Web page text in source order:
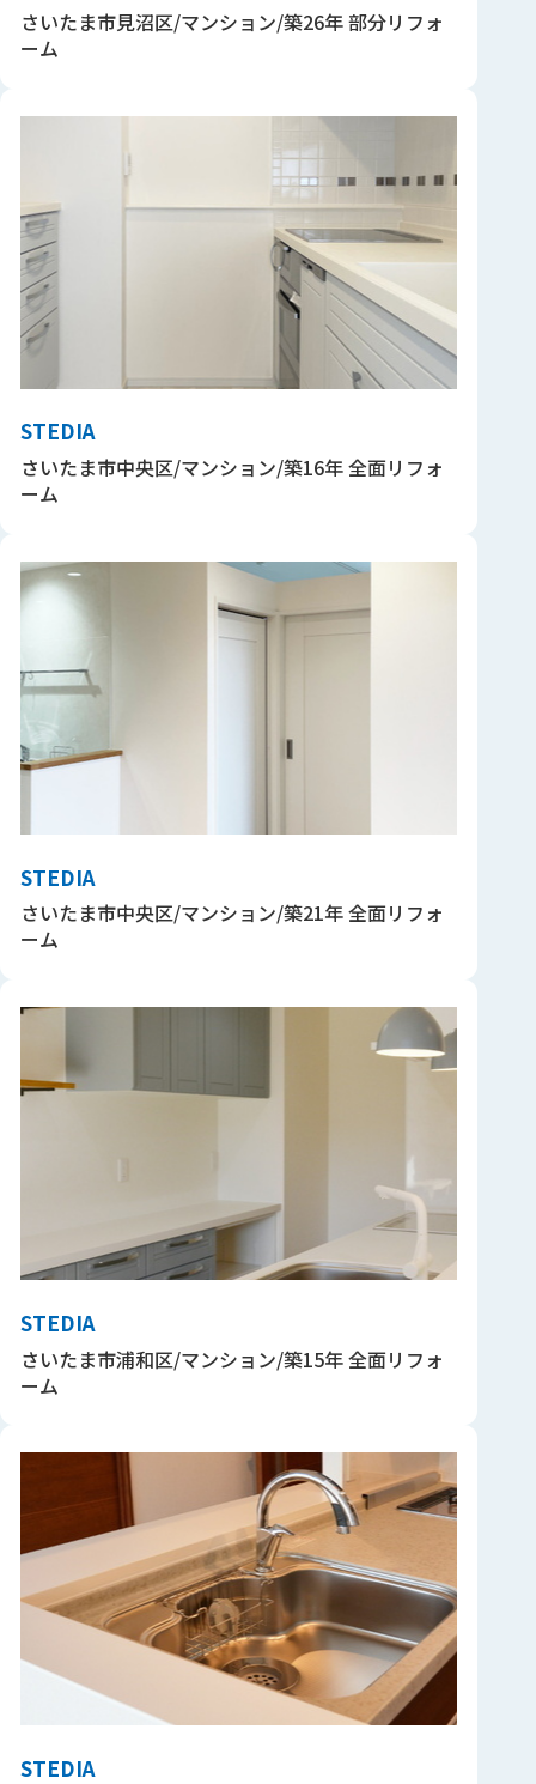
さいたま市見沼区/マンション/築26年 部分リフォ
ーム
STEDIA
さいたま市中央区/マンション/築16年 全面リフォ
ーム
STEDIA
さいたま市中央区/マンション/築21年 全面リフォ
ーム
STEDIA
さいたま市浦和区/マンション/築15年 全面リフォ
ーム
STEDIA